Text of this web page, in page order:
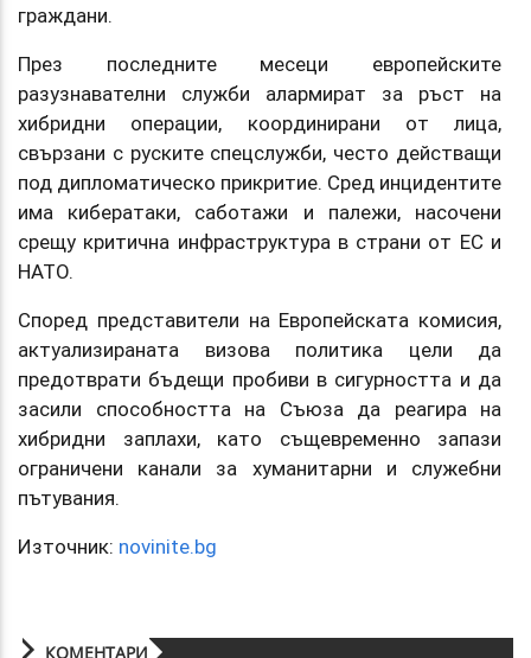
граждани.
През последните месеци европейските
разузнавателни служби алармират за ръст на
хибридни операции, координирани от лица,
свързани с руските спецслужби, често действащи
под дипломатическо прикритие. Сред инцидентите
има кибератаки, саботажи и палежи, насочени
срещу критична инфраструктура в страни от ЕС и
НАТО.
Според представители на Европейската комисия,
актуализираната визова политика цели да
предотврати бъдещи пробиви в сигурността и да
засили способността на Съюза да реагира на
хибридни заплахи, като същевременно запази
ограничени канали за хуманитарни и служебни
пътувания.
Източник: novinite.bg
КОМЕНТАРИ